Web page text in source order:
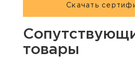
Скачать
товары